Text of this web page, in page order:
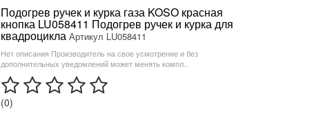
Подогрев ручек и курка газа KOSO красная
кнопка LU058411 Подогрев ручек и курка для
квадроцикла Артикул LU058411
Нет описания Производитель на свое усмотрение и без
дополнительных уведомлений может менять компл..
(0)